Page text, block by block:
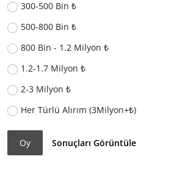
300-500 Bin ₺
500-800 Bin ₺
800 Bin - 1.2 Milyon ₺
1.2-1.7 Milyon ₺
2-3 Milyon ₺
Her Türlü Alırım (3Milyon+₺)
Oy Sonuçları Görüntüle